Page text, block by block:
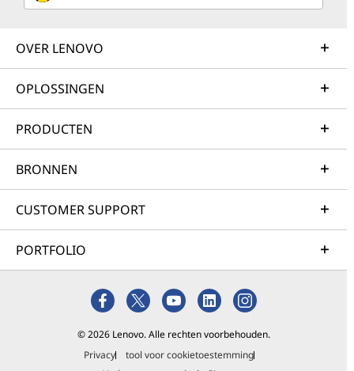
OVER LENOVO
OPLOSSINGEN
PRODUCTEN
BRONNEN
CUSTOMER SUPPORT
PORTFOLIO
© 2026 Lenovo. Alle rechten voorbehouden.
Privacy
tool voor cookietoestemming